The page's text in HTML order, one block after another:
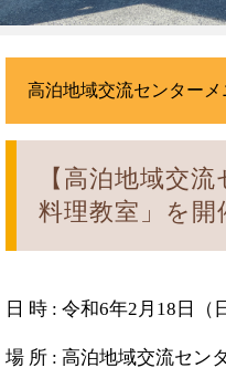
【高泊地域交
料理教室」を開
日 時 : 令和6年2月18日
場 所 : 高泊地域交流セン
高泊地域交流センターメ